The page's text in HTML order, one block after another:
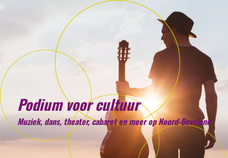
Podium voor cultuur
Muziek, dans, theater, cabaret en meer op Noord-Beveland